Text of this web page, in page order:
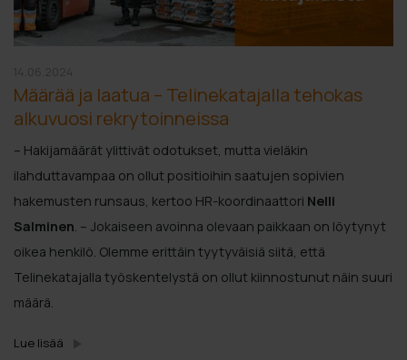
Määrää ja laatua – Telinekatajalla tehokas
alkuvuosi rekrytoinneissa
– Hakijamäärät ylittivät odotukset, mutta vieläkin
ilahduttavampaa on ollut positioihin saatujen sopivien
hakemusten runsaus, kertoo HR-koordinaattori Nelli
Salminen. – Jokaiseen avoinna olevaan paikkaan on löytynyt
oikea henkilö. Olemme erittäin tyytyväisiä siitä, että
Telinekatajalla työskentelystä on ollut kiinnostunut näin suuri
määrä.
Lue lisää